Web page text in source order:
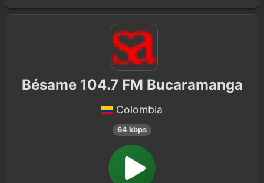
Bésame 104.7 FM Bucaramanga
Colombia
64 kbps